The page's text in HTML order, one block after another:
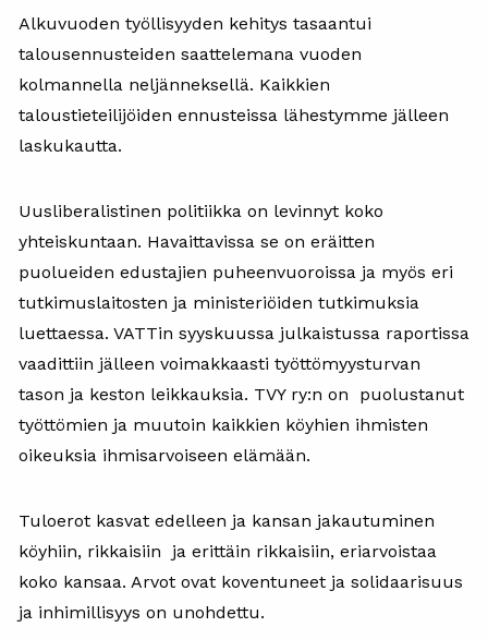
Alkuvuoden työllisyyden kehitys tasaantui
talousennusteiden saattelemana vuoden
kolmannella neljänneksellä. Kaikkien
taloustieteilijöiden ennusteissa lähestymme jälleen
laskukautta.
Uusliberalistinen politiikka on levinnyt koko
yhteiskuntaan. Havaittavissa se on eräitten
puolueiden edustajien puheenvuoroissa ja myös eri
tutkimuslaitosten ja ministeriöiden tutkimuksia
luettaessa. VATTin syyskuussa julkaistussa raportissa
vaadittiin jälleen voimakkaasti työttömyysturvan
tason ja keston leikkauksia. TVY ry:n on puolustanut
työttömien ja muutoin kaikkien köyhien ihmisten
oikeuksia ihmisarvoiseen elämään.
Tuloerot kasvat edelleen ja kansan jakautuminen
köyhiin, rikkaisiin ja erittäin rikkaisiin, eriarvoistaa
koko kansaa. Arvot ovat koventuneet ja solidaarisuus
ja inhimillisyys on unohdettu.